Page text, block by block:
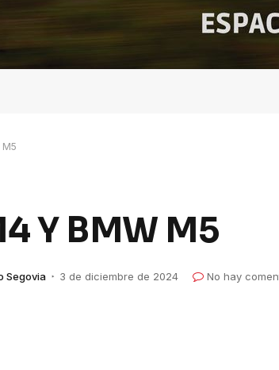
M5
Y BMW M5
Segovia 3 de diciembre de 2024 No hay